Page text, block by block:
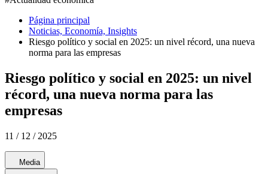
Página principal
Noticias, Economía, Insights
Riesgo político y social en 2025: un nivel récord, una nueva
norma para las empresas
Riesgo político y social en 2025: un nivel
récord, una nueva norma para las
empresas
11 / 12 / 2025
Media